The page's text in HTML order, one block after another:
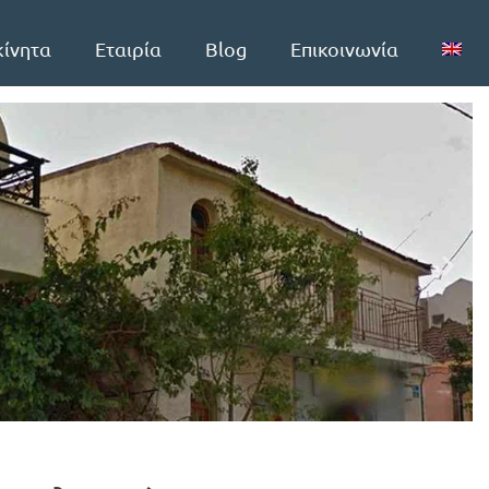
Εταιρία Blog Επικοινωνία